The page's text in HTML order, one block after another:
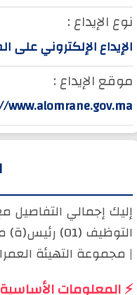
نوع الإيداع :
الإيداع الإلكتروني
موقع الإيداع :
www.alomrane.gov.ma
إليك إجمالي التفاصيل
التوظيف
| مجموعة التهيئة